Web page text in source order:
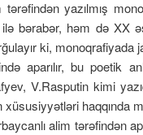
yazılmış
bərabər, həm də XX
ki,
aparılır, bu poetik
V.Rasputin kimi
haqqında
alim tərəfindən